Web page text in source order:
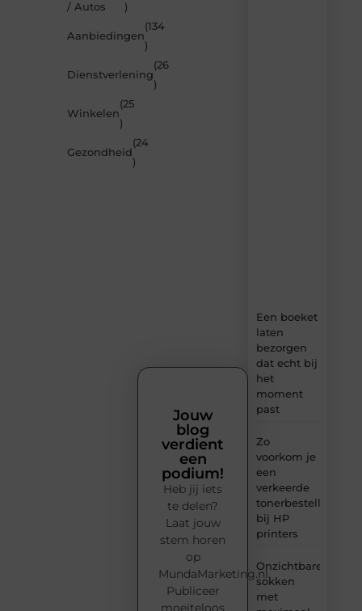
/ Autos
)
Aanbiedingen
(134
)
Dienstverlening
(26
)
Winkelen
(25
)
Gezondheid
(24
)
Een boeket
laten
bezorgen
dat echt bij
het
moment
past
Zo
voorkom je
een
verkeerde
tonerbestelling
bij HP
printers
Onzichtbare
sokken
met
Jouw
blog
verdient
een
podium!
Heb jij iets
te delen?
Laat jouw
stem horen
op
MundaMarketing.nl.
Publiceer
moeiteloos